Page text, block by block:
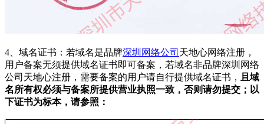
4、域名证书：若域名是品牌深圳网络公司 天地心网络注册，
用户备案无须提供域名证书即可备案，若域名非品牌深圳网络
公司天地心注册，需要备案的用户请自行提供域名证书，
且域
名所有权必须与备案所提供营业执照一致，否则请勿提交；以
下证书为标本，请参照：